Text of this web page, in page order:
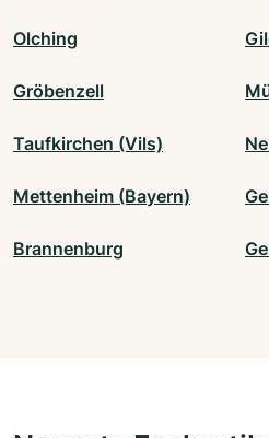
Olching
Gröbenzell
Taufkirchen (Vils)
Mettenheim (Bayern)
Brannenburg